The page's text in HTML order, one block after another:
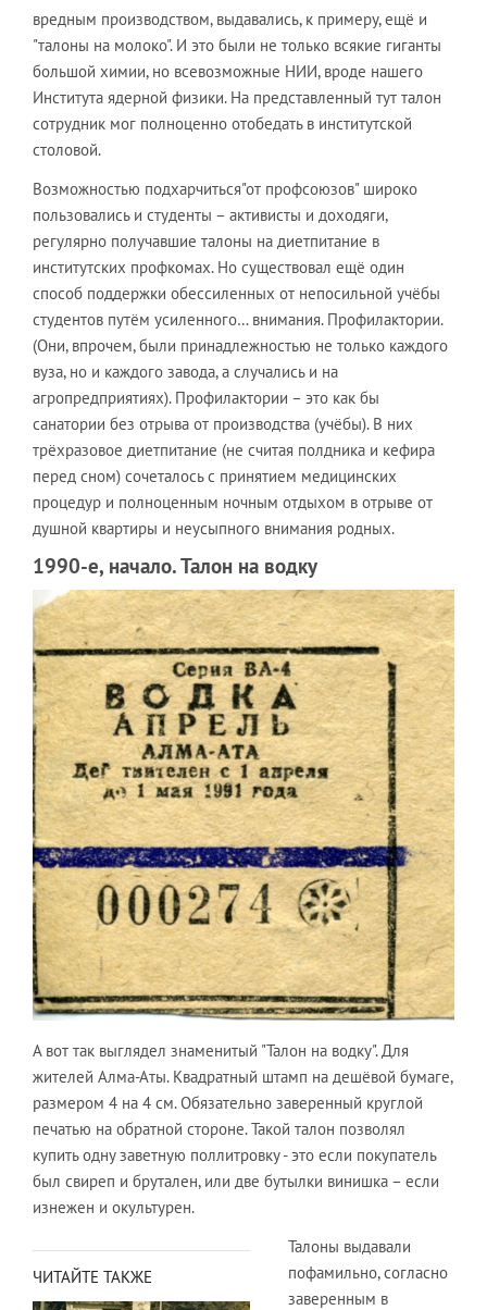
вредным производством, выдавались, к примеру, ещё и
"талоны на молоко". И это были не только всякие гиганты
большой химии, но всевозможные НИИ, вроде нашего
Института ядерной физики. На представленный тут талон
сотрудник мог полноценно отобедать в институтской
столовой.
Возможностью подхарчиться"от профсоюзов" широко
пользовались и студенты – активисты и доходяги,
регулярно получавшие талоны на диетпитание в
институтских профкомах. Но существовал ещё один
способ поддержки обессиленных от непосильной учёбы
студентов путём усиленного… внимания. Профилактории.
(Они, впрочем, были принадлежностью не только каждого
вуза, но и каждого завода, а случались и на
агропредприятиях). Профилактории – это как бы
санатории без отрыва от производства (учёбы). В них
трёхразовое диетпитание (не считая полдника и кефира
перед сном) сочеталось с принятием медицинских
процедур и полноценным ночным отдыхом в отрыве от
душной квартиры и неусыпного внимания родных.
1990-е, начало. Талон на водку
А вот так выглядел знаменитый "Талон на водку". Для
жителей Алма-Аты. Квадратный штамп на дешёвой бумаге,
размером 4 на 4 см. Обязательно заверенный круглой
печатью на обратной стороне. Такой талон позволял
купить одну заветную поллитровку - это если покупатель
был свиреп и брутален, или две бутылки винишка – если
изнежен и окультурен.
ЧИТАЙТЕ ТАКЖЕ
Талоны выдавали
пофамильно, согласно
заверенным в